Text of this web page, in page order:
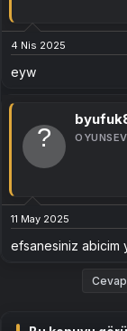
İndirdiğiniz dosyayı
kopyalayın.
İndirme Linki:
[Gizli içerik]
4 Nis 2025
eyw
11 May 2025
efsanesiniz abicim